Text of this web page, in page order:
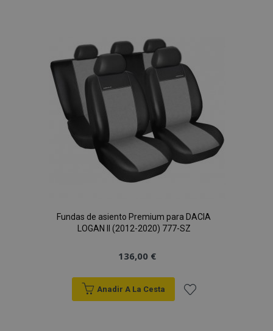
Deseos
Fundas de asiento Premium para DACIA
LOGAN II (2012-2020) 777-SZ
136,00 €
Anadir A La Cesta